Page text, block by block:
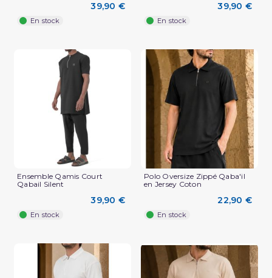
39,90 €
En stock
39,90 €
En stock
Ensemble Qamis Court
Qabail Silent
39,90 €
En stock
Polo Oversize Zippé Qaba'il
en Jersey Coton
22,90 €
En stock